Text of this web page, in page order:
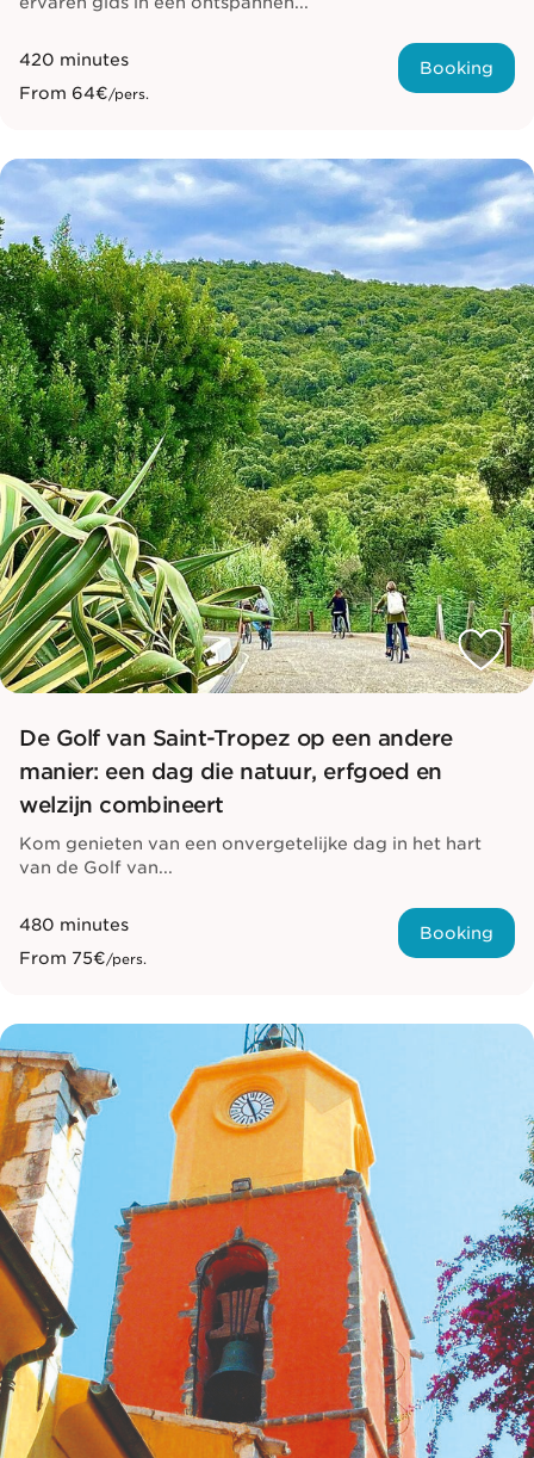
420 minutes
From 64€/pers.
Booking
De Golf van Saint-Tropez op een andere
manier: een dag die natuur, erfgoed en
welzijn combineert
Kom genieten van een onvergetelijke dag in het hart
van de Golf van...
480 minutes
From 75€/pers.
Booking